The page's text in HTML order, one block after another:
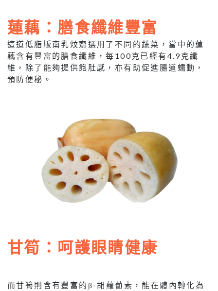
蓮藕：膳食纖維豐富
這道低脂版南乳炆齋選用了不同的蔬菜，當中的蓮
藕含有豐富的膳食纖維，每100克已經有4.9克纖
維，除了能夠提供飽肚感，亦有助促進腸道蠕動，
預防便秘。
甘筍：呵護眼睛健康
而甘筍則含有豐富的β-胡蘿蔔素，能在體內轉化為